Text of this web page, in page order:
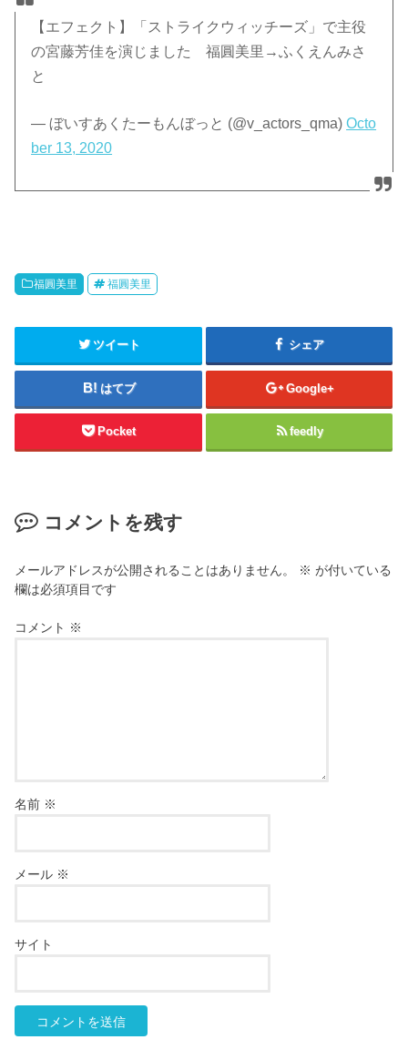
【エフェクト】「ストライクウィッチーズ」で主役
の宮藤芳佳を演じました 福圓美里→ふくえんみさ
と
— ぼいすあくたーもんぼっと (@v_actors_qma)Octo
ber 13, 2020
福圓美里 福圓美里
ツイート シェア
はてブ Google+
Pocket feedly
コメントを残す
メールアドレスが公開されることはありません。 ※ が付いている
欄は必須項目です
コメント ※
名前 ※
メール ※
サイト